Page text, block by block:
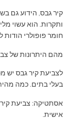
קיר גבס, הידוע גם
ותקרות. הוא עשוי
חומר פופולרי הודות
מהם היתרונות של
לצביעת קיר גבס יש
בעלי בתים. כמה
אסתטיקה: צביעת קיר
אישית.